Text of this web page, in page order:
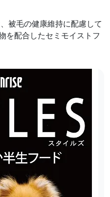
被毛の健康維持に配慮して
を配合したセミモイストフ